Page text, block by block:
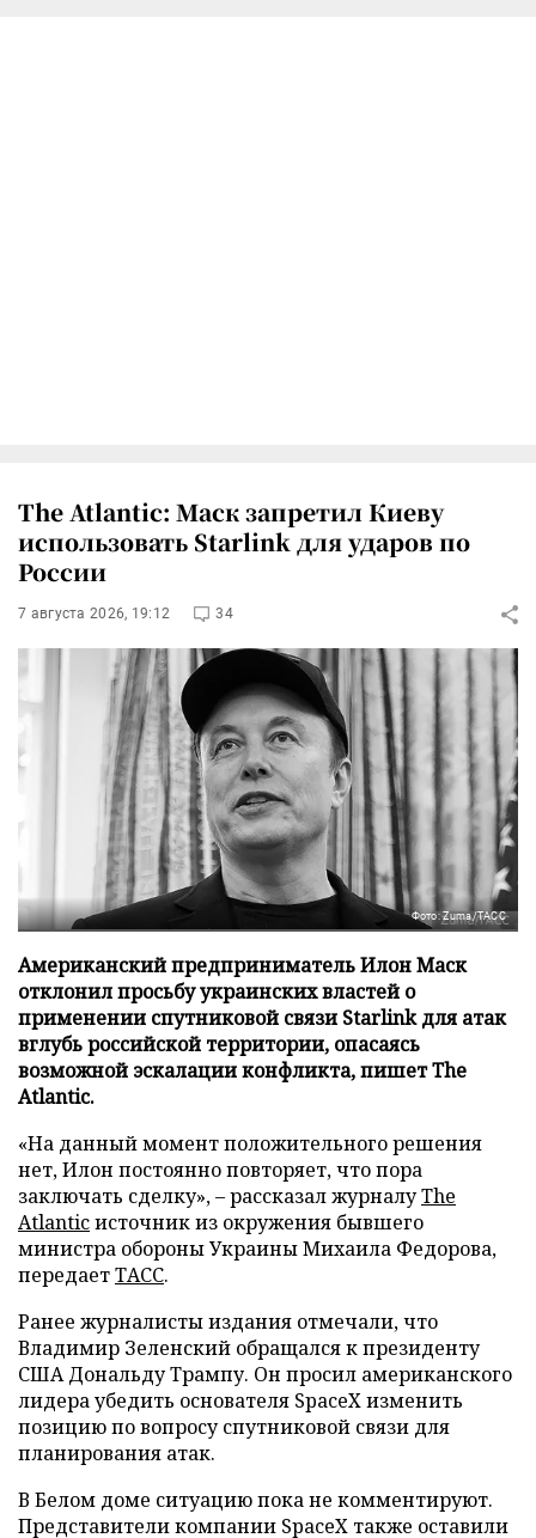
The Atlantic: Маск запретил Киеву
использовать Starlink для ударов по
России
7 августа 2026, 19:12 34
Фото: Zuma/ТАСС
Американский предприниматель Илон Маск
отклонил просьбу украинских властей о
применении спутниковой связи Starlink для атак
вглубь российской территории, опасаясь
возможной эскалации конфликта, пишет The
Atlantic.
«На данный момент положительного решения
нет, Илон постоянно повторяет, что пора
заключать сделку», – рассказал журналуThe
Atlanticисточник из окружения бывшего
министра обороны Украины Михаила Федорова,
передаетТАСС.
Ранее журналисты издания отмечали, что
Владимир Зеленский обращался к президенту
США Дональду Трампу. Он просил американского
лидера убедить основателя SpaceX изменить
позицию по вопросу спутниковой связи для
планирования атак.
В Белом доме ситуацию пока не комментируют.
Представители компании SpaceX также оставили